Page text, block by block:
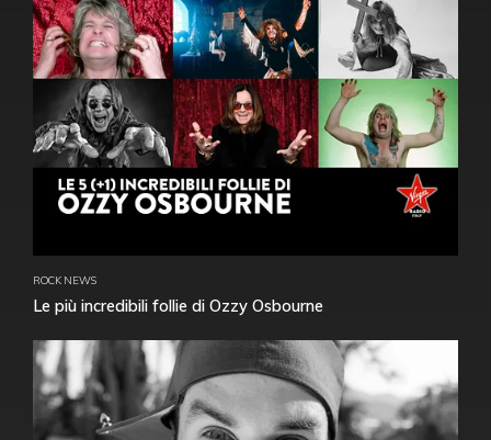
ROCK NEWS
Le più incredibili follie di Ozzy Osbourne